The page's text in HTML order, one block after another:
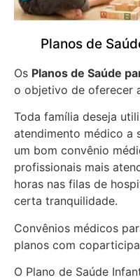
Planos de
Os Planos de Saúde
o objetivo de oferecer
Toda família deseja
atendimento médico a
um bom convênio
profissionais mais
horas nas filas de
certa tranquilidade.
Convênios médicos
planos com
O Plano de Saúde